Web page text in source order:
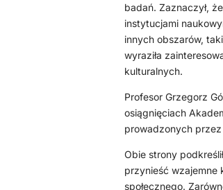
badań. Zaznaczył,
instytucjami
innych obszarów,
wyraziła
kulturalnych.
Profesor Grzegorz
osiągnięciach
prowadzonych
Obie strony
przynieść wzajemne
społecznego.